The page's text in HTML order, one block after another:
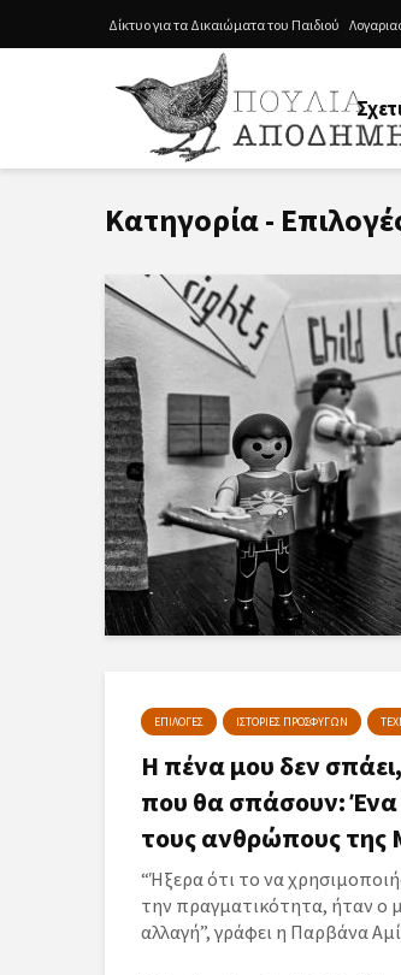
Δίκτυο για τα Δικαιώματα του Παιδιού
Κατηγορία -
ΕΠΙΛΟΓΕΣ ΙΣΤΟΡΙΕΣ ΠΡΟΣΦΥΓΩΝ
Η πένα μου δεν
που θα σπάσουν: Ένα
τους ανθρώπους της
“Ήξερα ότι το να
την πραγματικότητα, ήταν ο
αλλαγή”, γράφει η Παρβάνα